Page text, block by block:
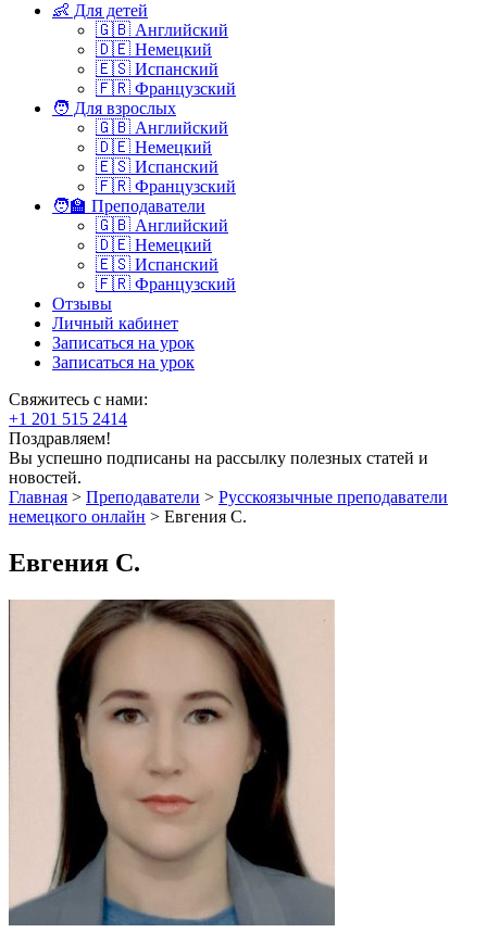
👶 Для детей
🇬🇧 Английский
🇩🇪 Немецкий
🇪🇸 Испанский
🇫🇷 Французский
🧑 Для взрослых
🇬🇧 Английский
🇩🇪 Немецкий
🇪🇸 Испанский
🇫🇷 Французский
🧑‍🏫 Преподаватели
🇬🇧 Английский
🇩🇪 Немецкий
🇪🇸 Испанский
🇫🇷 Французский
Отзывы
Личный кабинет
Записаться на урок
Записаться на урок
Свяжитесь с нами:
+1 201 515 2414
Поздравляем!
Вы успешно подписаны на рассылку полезных статей и
новостей.
Главная > Преподаватели > Русскоязычные преподаватели
немецкого онлайн > Евгения С.
Евгения С.